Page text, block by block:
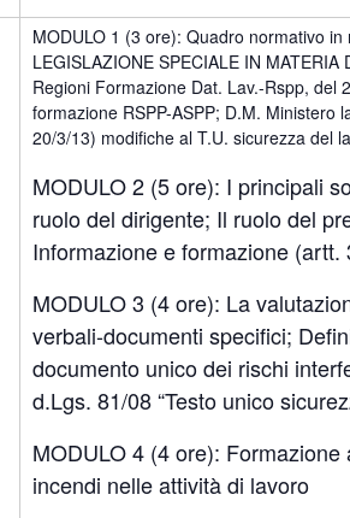
MODULO 1 (3 ore): Quadro normativo
LEGISLAZIONE SPECIALE IN
Regioni Formazione Dat. Lav.-Rspp, del
formazione RSPP-ASPP; D.M.
20/3/13) modifiche al T.U. sicurezza del
MODULO 2 (5 ore): I principali
ruolo del dirigente; Il ruolo del
Informazione e formazione
MODULO 3 (4 ore): La
verbali-documenti specifici;
documento unico dei rischi
d.Lgs. 81/08 “Testo unico
MODULO 4 (4 ore):
incendi nelle attività di lavoro